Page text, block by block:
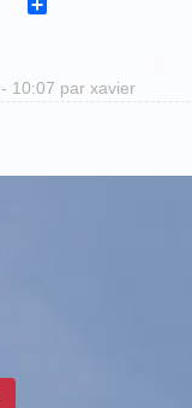
10:07 par xavier